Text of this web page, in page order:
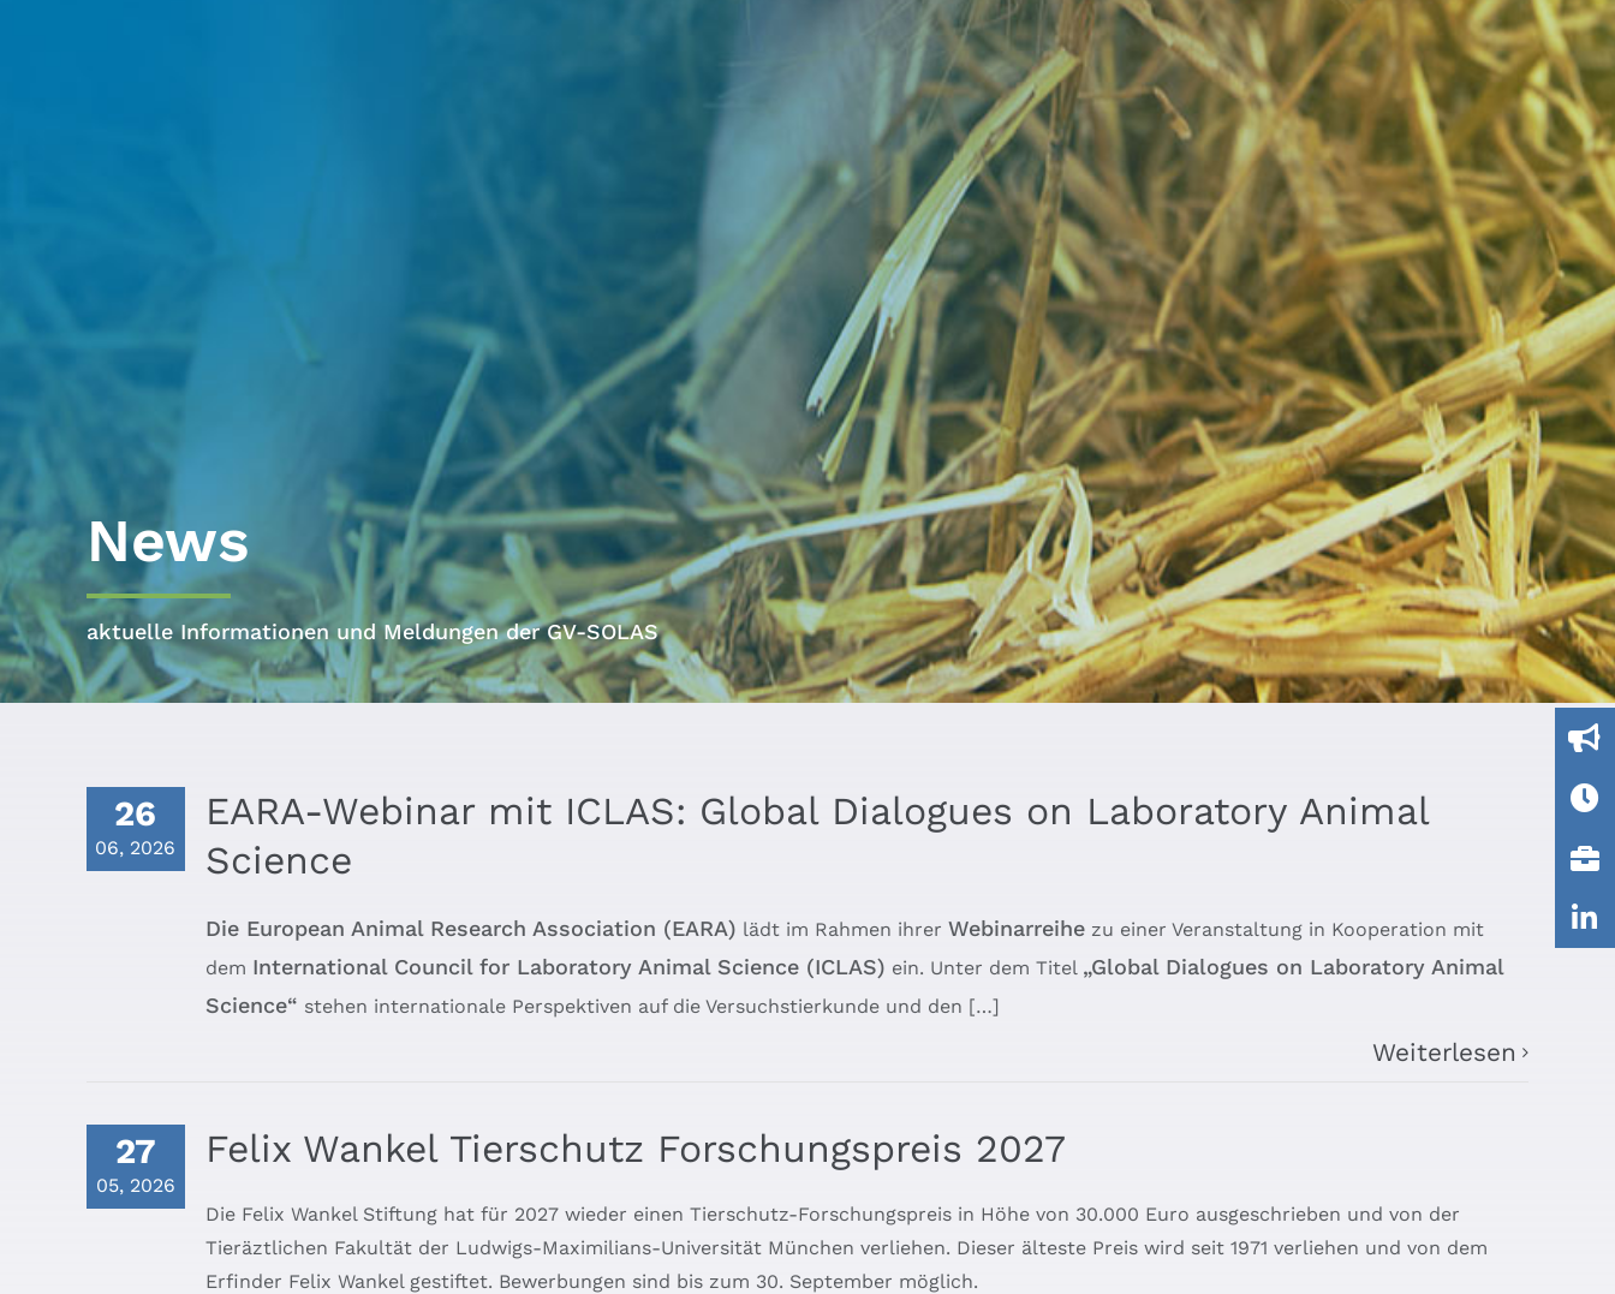
News
aktuelle Informationen und Meldungen der GV-SOLAS
26
06, 2026
EARA-Webinar mit ICLAS: Global Dialogues on Laboratory Animal
Science
Die European Animal Research Association (EARA) lädt im Rahmen ihrer Webinarreihezu einer Veranstaltung in Kooperation mit
dem International Council for Laboratory Animal Science (ICLAS) ein. Unter dem Titel „Global Dialogues on Laboratory Animal
Science“ stehen internationale Perspektiven auf die Versuchstierkunde und den […]
Weiterlesen
27
05, 2026
Felix Wankel Tierschutz Forschungspreis 2027
Die Felix Wankel Stiftung hat für 2027 wieder einen Tierschutz-Forschungspreis in Höhe von 30.000 Euro ausgeschrieben und von der
Tieräztlichen Fakultät der Ludwigs-Maximilians-Universität München verliehen. Dieser älteste Preis wird seit 1971 verliehen und von dem
Erfinder Felix Wankel gestiftet. Bewerbungen sind bis zum 30. September möglich.